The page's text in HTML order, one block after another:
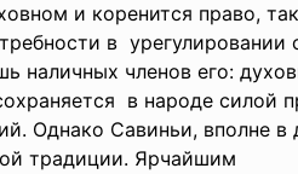
и коренится право,
в урегулировании
членов его:
в народе силой
Однако Савиньи, вполне в
традиции. Ярчайшим